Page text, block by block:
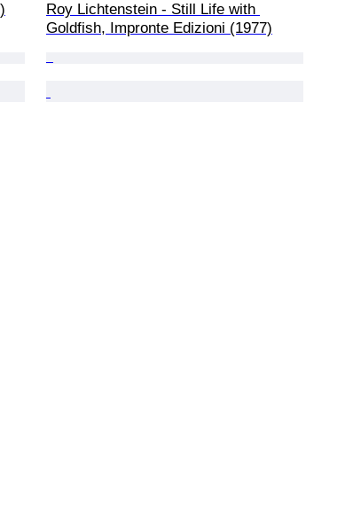
Roy Lichtenstein - Still Life with
Goldfish, Impronte Edizioni (1977)